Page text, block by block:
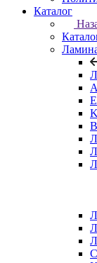
Каталог